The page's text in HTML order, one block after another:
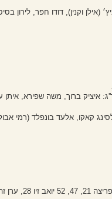
וקנין), דודו חפר, לירון
איציק ברוך, משה שפירא,
קאקו, אלעד בונפלד (רמי